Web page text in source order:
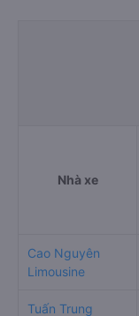
Nhà xe
Cao Nguyên
Limousine
Tuấn Trung